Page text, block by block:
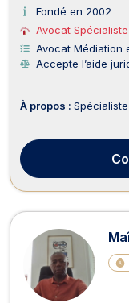
Fondé en 2002
Avocat Spécialiste
Avocat Médiation
Accepte l’aide
À propos :